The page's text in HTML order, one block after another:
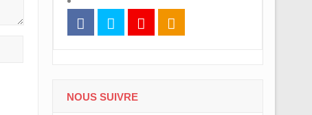
NOUS SUIVRE